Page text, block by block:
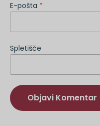
E-pošta *
Spletišče